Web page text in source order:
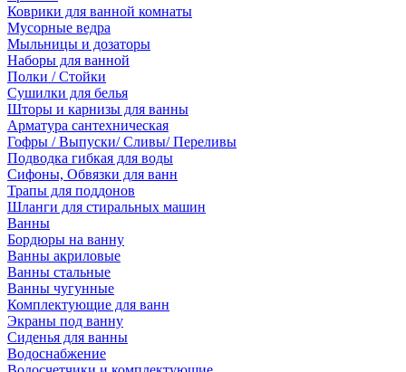
Коврики для ванной комнаты
Мусорные ведра
Мыльницы и дозаторы
Наборы для ванной
Полки / Стойки
Сушилки для белья
Шторы и карнизы для ванны
Арматура сантехническая
Гофры / Выпуски/ Сливы/ Переливы
Подводка гибкая для воды
Сифоны, Обвязки для ванн
Трапы для поддонов
Шланги для стиральных машин
Ванны
Бордюры на ванну
Ванны акриловые
Ванны стальные
Ванны чугунные
Комплектующие для ванн
Экраны под ванну
Сиденья для ванны
Водоснабжение